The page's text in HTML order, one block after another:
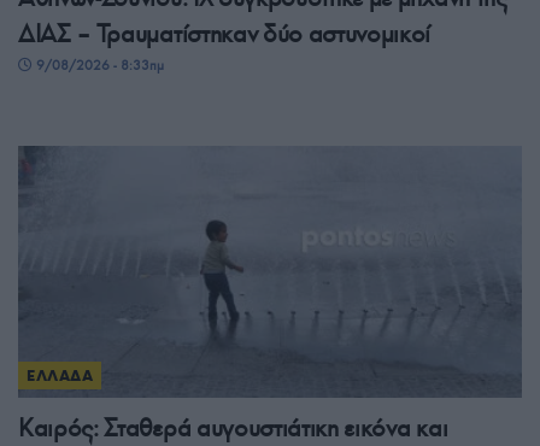
ΔΙΑΣ – Τραυματίστηκαν δύο αστυνομικοί
9/08/2026 - 8:33πμ
ΕΛΛΑΔΑ
Καιρός: Σταθερά αυγουστιάτικη εικόνα και